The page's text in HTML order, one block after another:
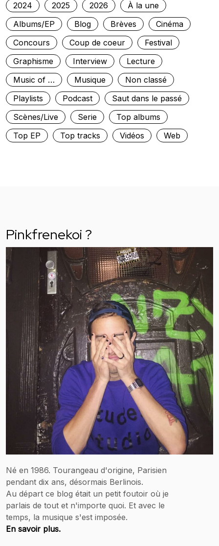
2024
2025 2026
À la une
Albums/EP
Blog Brèves
Cinéma
Concours
Coup de coeur
Festival
Graphisme
Interview
Lecture
Music of …
Musique
Non classé
Playlists
Podcast
Saut dans le passé
Scènes/Live
Serie
Top albums
Top EP
Top tracks Vidéos Web
Pinkfrenekoi ?
Né en 1986. Tourangeau d'origine, Parisien
pendant dix ans, désormais Berlinois.
Au départ ce blog était un petit foutoir où je
parlais de tout et n'importe quoi. Et avec le
temps, la musique s'est imposée.
En savoir plus.